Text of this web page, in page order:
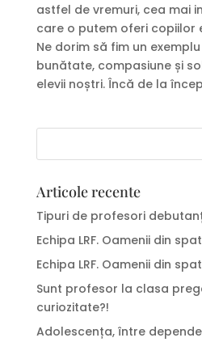
astfel de vremuri, cea mai
care o putem oferi copiilor
Ne dorim să fim un
bunătate, compasiune și
elevii noștri. Încă de la
Articole recente
Tipuri de profesori
Echipa LRF. Oamenii din
Echipa LRF. Oamenii din
Sunt profesor la clasa
curiozitate?!
Adolescența, între